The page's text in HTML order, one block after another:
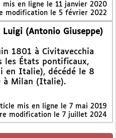
mis en ligne le 11 janvier 2020
modification le 5 février 2022
Luigi (Antonio Giuseppe)
1801 à Civitavecchia
les États pontificaux,
en Italie), décédé le 8
à Milan (Italie).
mis en ligne le 7 mai 2019
modification le 7 juillet 2024